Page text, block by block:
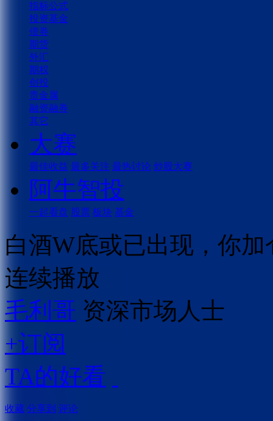
指标公式
投资基金
债券
期货
外汇
期权
创投
贵金属
融资融券
其它
大赛
最佳收益 最多关注 最热讨论 炒股大赛
阿牛智投
一起看盘 股票 板块 基金
白酒W底或已出现，你加
连续播放
毛利哥 资深市场人士
+订阅
TA的好看
收藏 分享到 评论